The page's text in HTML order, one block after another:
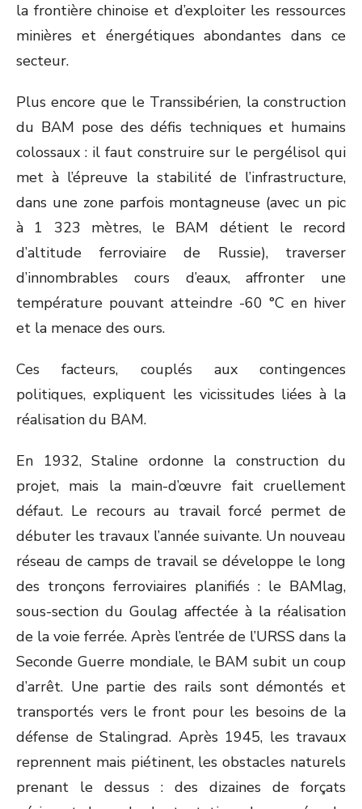
la frontière chinoise et d’exploiter les ressources
minières et énergétiques abondantes dans ce
secteur.
Plus encore que le Transsibérien, la construction
du BAM pose des défis techniques et humains
colossaux : il faut construire sur le pergélisol qui
met à l’épreuve la stabilité de l’infrastructure,
dans une zone parfois montagneuse (avec un pic
à 1 323 mètres, le BAM détient le record
d’altitude ferroviaire de Russie), traverser
d’innombrables cours d’eaux, affronter une
température pouvant atteindre -60 °C en hiver
et la menace des ours.
Ces facteurs, couplés aux contingences
politiques, expliquent les vicissitudes liées à la
réalisation du BAM.
En 1932, Staline ordonne la construction du
projet, mais la main-d’œuvre fait cruellement
défaut. Le recours au travail forcé permet de
débuter les travaux l’année suivante. Un nouveau
réseau de camps de travail se développe le long
des tronçons ferroviaires planifiés : le BAMlag,
sous-section du Goulag affectée à la réalisation
de la voie ferrée. Après l’entrée de l’URSS dans la
Seconde Guerre mondiale, le BAM subit un coup
d’arrêt. Une partie des rails sont démontés et
transportés vers le front pour les besoins de la
défense de Stalingrad. Après 1945, les travaux
reprennent mais piétinent, les obstacles naturels
prenant le dessus : des dizaines de forçats